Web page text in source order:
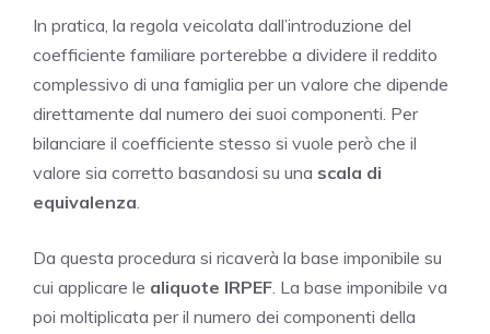
In pratica, la regola veicolata dall’introduzione del
coefficiente familiare porterebbe a dividere il reddito
complessivo di una famiglia per un valore che dipende
direttamente dal numero dei suoi componenti. Per
bilanciare il coefficiente stesso si vuole però che il
valore sia corretto basandosi su una scala di
equivalenza.
Da questa procedura si ricaverà la base imponibile su
cui applicare le aliquote IRPEF. La base imponibile va
poi moltiplicata per il numero dei componenti della